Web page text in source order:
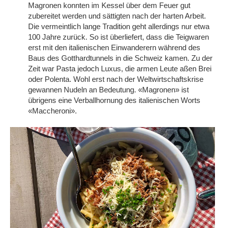
Magronen konnten im Kessel über dem Feuer gut
zubereitet werden und sättigten nach der harten Arbeit.
Die vermeintlich lange Tradition geht allerdings nur etwa
100 Jahre zurück. So ist überliefert, dass die Teigwaren
erst mit den italienischen Einwanderern während des
Baus des Gotthardtunnels in die Schweiz kamen. Zu der
Zeit war Pasta jedoch Luxus, die armen Leute aßen Brei
oder Polenta. Wohl erst nach der Weltwirtschaftskrise
gewannen Nudeln an Bedeutung. «Magronen» ist
übrigens eine Verballhornung des italienischen Worts
«Maccheroni».